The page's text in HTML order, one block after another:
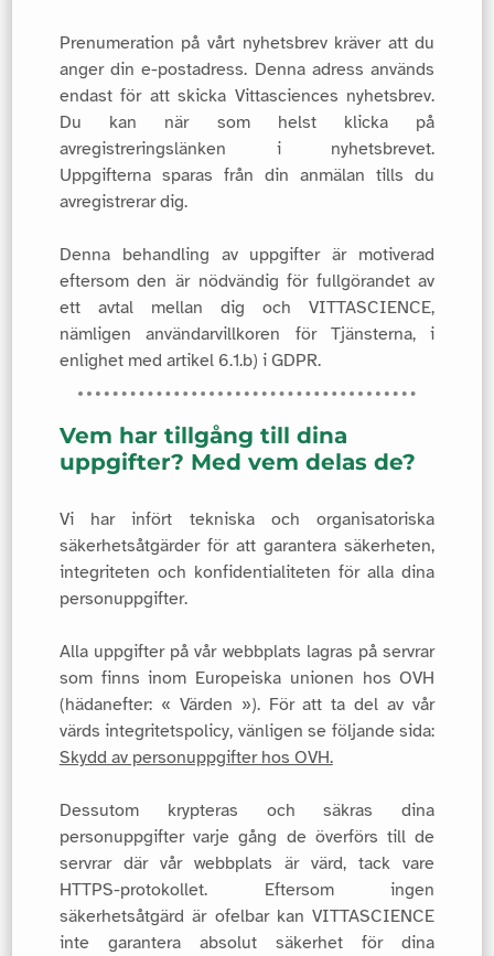
Prenumeration på vårt nyhetsbrev kräver att du
anger din e-postadress. Denna adress används
endast för att skicka Vittasciences nyhetsbrev.
Du kan när som helst klicka på
avregistreringslänken i nyhetsbrevet.
Uppgifterna sparas från din anmälan tills du
avregistrerar dig.
Denna behandling av uppgifter är motiverad
eftersom den är nödvändig för fullgörandet av
ett avtal mellan dig och VITTASCIENCE,
nämligen användarvillkoren för Tjänsterna, i
enlighet med artikel 6.1.b) i GDPR.
Vem har tillgång till dina
uppgifter? Med vem delas de?
Vi har infört tekniska och organisatoriska
säkerhetsåtgärder för att garantera säkerheten,
integriteten och konfidentialiteten för alla dina
personuppgifter.
Alla uppgifter på vår webbplats lagras på servrar
som finns inom Europeiska unionen hos OVH
(hädanefter: « Värden »). För att ta del av vår
värds integritetspolicy, vänligen se följande sida:
Skydd av personuppgifter hos OVH.
Dessutom krypteras och säkras dina
personuppgifter varje gång de överförs till de
servrar där vår webbplats är värd, tack vare
HTTPS-protokollet. Eftersom ingen
säkerhetsåtgärd är ofelbar kan VITTASCIENCE
inte garantera absolut säkerhet för dina